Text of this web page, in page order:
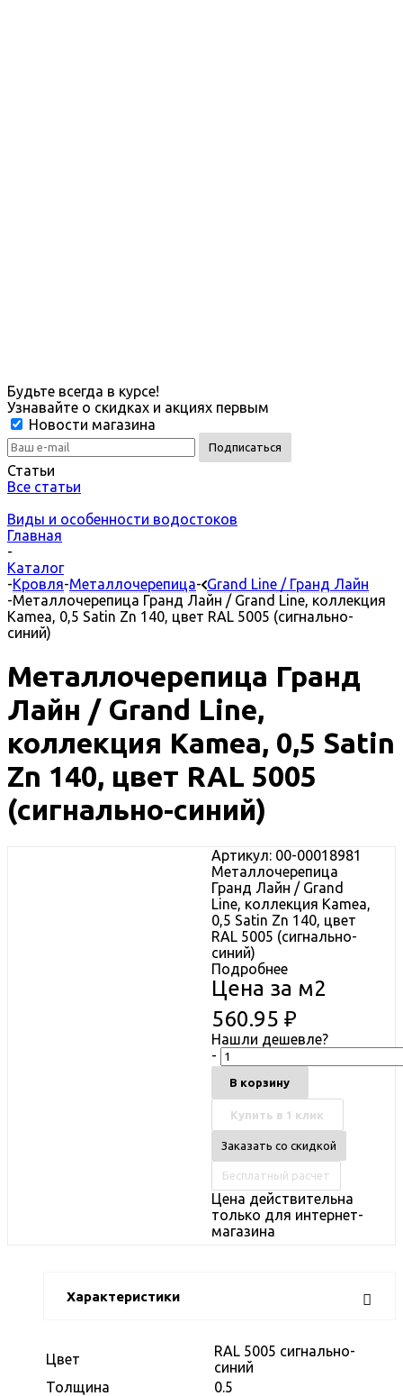
Будьте всегда в курсе!
Узнавайте о скидках и акциях первым
Новости магазина
Статьи
Все статьи
Виды и особенности водостоков
Главная
-
Каталог
-Кровля-Металлочерепица- Grand Line / Гранд Лайн
-Металлочерепица Гранд Лайн / Grand Line, коллекция
Kamea, 0,5 Satin Zn 140, цвет RAL 5005 (сигнально-
синий)
Металлочерепица Гранд
Лайн / Grand Line,
коллекция Kamea, 0,5 Satin
Zn 140, цвет RAL 5005
(сигнально-синий)
Артикул: 00-00018981
Металлочерепица
Гранд Лайн / Grand
Line, коллекция Kamea,
0,5 Satin Zn 140, цвет
RAL 5005 (сигнально-
синий)
Подробнее
Цена за м2
560.95 ₽
Нашли дешевле?
-
В корзину
Купить в 1 клик
Заказать со скидкой
Бесплатный расчет
Цена действительна
только для интернет-
магазина
Характеристики
Цвет
RAL 5005 сигнально-
синий
Толщина
0.5